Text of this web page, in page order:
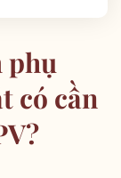
phụ
có cần